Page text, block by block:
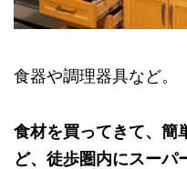
食器や調理器具など。
食材を買ってきて、簡
ど、徒歩圏内にスーパ